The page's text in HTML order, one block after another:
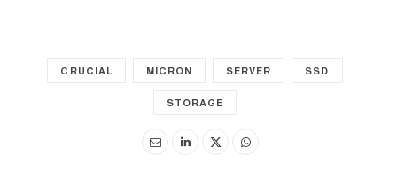
CRUCIAL MICRON SERVER SSD
STORAGE